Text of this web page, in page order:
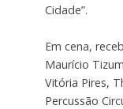
Cidade”.
Em cena,
Maurício
Vitória Pires,
Percussão